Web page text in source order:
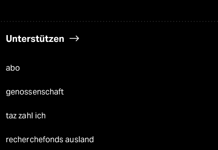
Unterstützen
abo
genossenschaft
taz zahl ich
recherchefonds ausland